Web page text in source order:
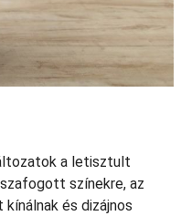
a letisztult
színekre, az
és dizájnos